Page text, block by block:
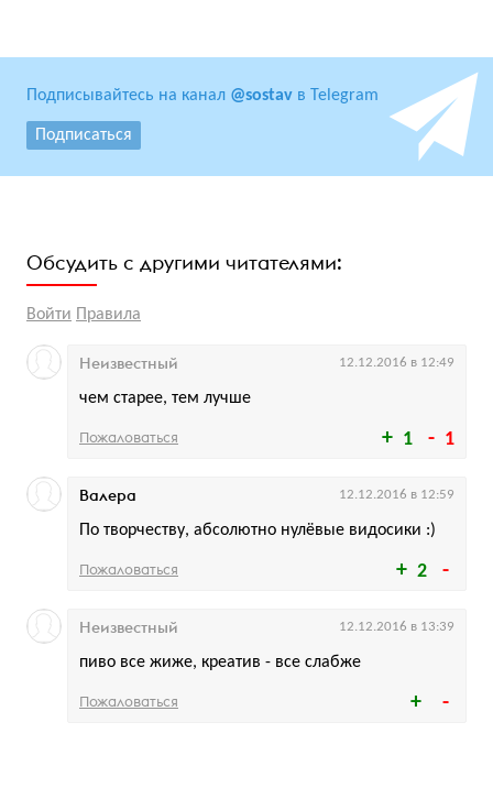
Подписывайтесь на канал @sostav в Telegram
Подписаться
Обсудить с другими читателями:
Войти Правила
1 1
чем старее, тем лучше
Неизвестный 12.12.2016 в 12:49
Пожаловаться
2
По творчеству, абсолютно нулёвые видосики :)
Валера 12.12.2016 в 12:59
Пожаловаться
пиво все жиже, креатив - все слабже
Неизвестный 12.12.2016 в 13:39
Пожаловаться